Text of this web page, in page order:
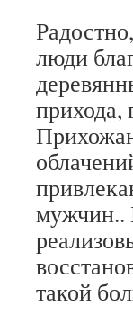
люди
прихода,
мужчин..
такой